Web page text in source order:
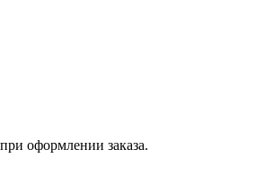
оформлении заказа.